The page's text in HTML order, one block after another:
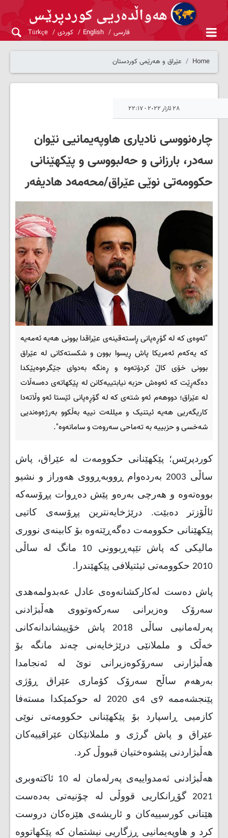
فارسی English کوردی Türkçe
Home عێراق و هەرێمی کوردستان
٢٨ ئازار ٢٠٢٢ - ٢٢:١٧
چارەنووسی نادیاری هاوپەیمانیی نێوان
سەدر، بارزانی و حەلبووسی و پێکهێنانی
حکوومەتی نوێی عێراق/محەمەد هادیفەر
"ئەوەی کە لە گۆڕەپانی ڕاستەقینەی عێراقدا بوونی هەیە ئەمەیە
کە یەکەم ئەمریکا پاش ڕیسوا بوون و شکستەکانی لە عێراق
بوونی خۆی کاڵ کردۆتەوە و ڕەنگە بەدوای جێگرەوەیێکدا
دەگەڕێت کە ئەوەش حزبە نیابتییەکانن لە پێکهاتەی دەسەڵات
لە عێراق؛ دووهەم ئەو شتەی کە لە گۆڕەپانی ئێستا ئەو وڵاتەدا
کاریگەریی هەیە ئیتنیک و میللەت نییە بەڵکوو بەرژەوەندیی
شەخسی و حزبییە بە تەماحی سەروەت و سامانەوە".
کوردپرێس؛ پێکهێنانی حکوومەت لە عێراق، پاش
ساڵی 2003 بەردەوام ڕووبەڕووی هەوراز و نشیو
بووەتەوە و هەرچی بەرەو پێش دەڕوات پڕۆسەکە
ئاڵۆزتر دەبێت. درێژخایەنترین پڕۆسەی کاتیی
پێکهێنانی حکوومەت دەگەڕێتەوە بۆ کابینەی نووری
مالیکی کە پاش تێپەڕبوونی 10 مانگ لە ساڵی
2010 حکوومەتی ئیئتیلافی پێکهێندرا.
پاش دەست لەکارکشانەوەی عادل عەبدولمەهدی
سەرۆک وەزیرانی سەرکەوتووی هەڵبژادنی
پەرلەمانیی ساڵی 2018 پاش خۆپیشاندانەکانی
خەڵک و ململانێی درێژخایەنی چەند مانگە بۆ
هەڵبژارنی سەرۆکوەزیرانی نوێ لە ئەنجامدا
بەرهەم ساڵح سەرۆک کۆماری عێراق ڕۆژی
پێنجشەممە 9ی 4ی 2020 لە حوکمێکدا مستەفا
کازمیی ڕاسپارد بۆ پێکهێنانی حکوومەتی نوێی
عێراق و پاش گرژی و ململانێکان عێراقییەکان
هەڵبژاردنی پێشوەختیان قبووڵ کرد.
هەڵبژادنی ئەمدواییەی پەرلەمان لە 10 ئاکتەوبری
2021 گۆڕانکاریی قووڵی لە چۆنیەتی بەدەست
هێنانی کورسییەکان و ئاریشەی هێزەکان دروست
کرد و هاوپەیمانیی ڕزگاریی نیشتمان کە پێکهاتووە